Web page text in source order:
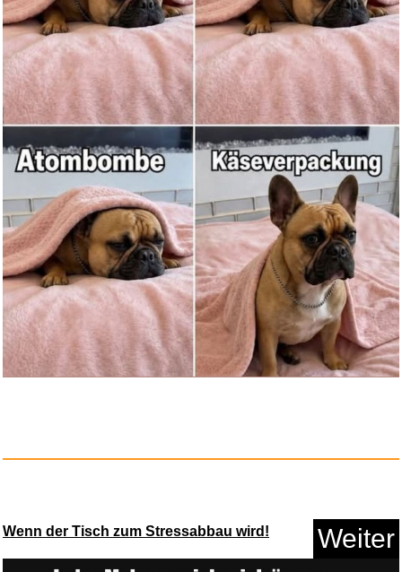
WoldoClean Isopropanol 99,9%
1...
Anzeige
Dreamcatcher...
Wenn der Tisch zum Stressabbau wird! Weiter